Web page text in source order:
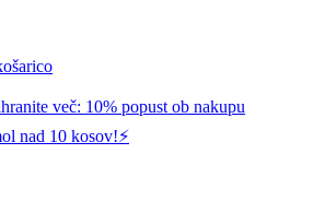
več: 10% popust ob nakupu
nad 10 kosov!⚡️